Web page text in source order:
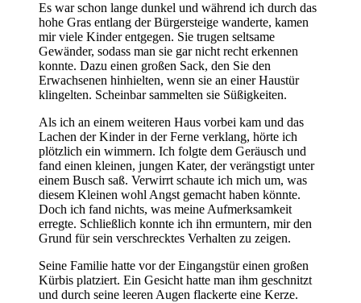
Es war schon lange dunkel und während ich durch das
hohe Gras entlang der Bürgersteige wanderte, kamen
mir viele Kinder entgegen. Sie trugen seltsame
Gewänder, sodass man sie gar nicht recht erkennen
konnte. Dazu einen großen Sack, den Sie den
Erwachsenen hinhielten, wenn sie an einer Haustür
klingelten. Scheinbar sammelten sie Süßigkeiten.
Als ich an einem weiteren Haus vorbei kam und das
Lachen der Kinder in der Ferne verklang, hörte ich
plötzlich ein wimmern. Ich folgte dem Geräusch und
fand einen kleinen, jungen Kater, der verängstigt unter
einem Busch saß. Verwirrt schaute ich mich um, was
diesem Kleinen wohl Angst gemacht haben könnte.
Doch ich fand nichts, was meine Aufmerksamkeit
erregte. Schließlich konnte ich ihn ermuntern, mir den
Grund für sein verschrecktes Verhalten zu zeigen.
Seine Familie hatte vor der Eingangstür einen großen
Kürbis platziert. Ein Gesicht hatte man ihm geschnitzt
und durch seine leeren Augen flackerte eine Kerze.